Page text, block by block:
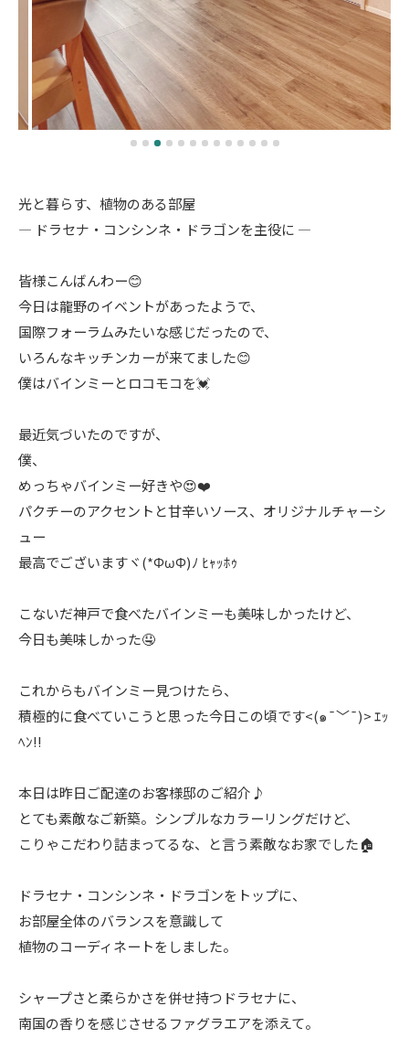
光と暮らす、植物のある部屋
― ドラセナ・コンシンネ・ドラゴンを主役に ―
皆様こんばんわー😊
今日は龍野のイベントがあったようで、
国際フォーラムみたいな感じだったので、
いろんなキッチンカーが来てました😊
僕はバインミーとロコモコを💓
最近気づいたのですが、
僕、
めっちゃバインミー好きや😍❤️
パクチーのアクセントと甘辛いソース、オリジナルチャーシ
ュー
最高でございますヾ(*ΦωΦ)ﾉ ﾋｬｯﾎｩ
こないだ神戸で食べたバインミーも美味しかったけど、
今日も美味しかった🤤
これからもバインミー見つけたら、
積極的に食べていこうと思った今日この頃です<(๑¯﹀¯)> ｴｯ
ﾍﾝ!!
本日は昨日ご配達のお客様邸のご紹介♪
とても素敵なご新築。シンプルなカラーリングだけど、
こりゃこだわり詰まってるな、と言う素敵なお家でした🏠
ドラセナ・コンシンネ・ドラゴンをトップに、
お部屋全体のバランスを意識して
植物のコーディネートをしました。
シャープさと柔らかさを併せ持つドラセナに、
南国の香りを感じさせるファグラエアを添えて。